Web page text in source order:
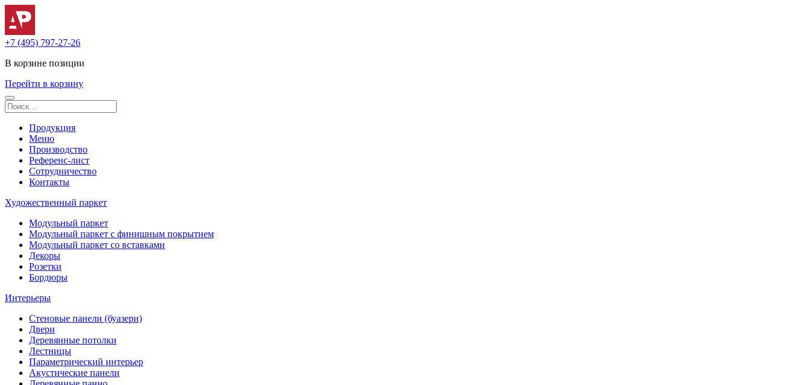
+7 (495) 797-27-26
В корзине позиции
Перейти в корзину
Продукция
Меню
Производство
Референс-лист
Сотрудничество
Контакты
Художественный паркет
Модульный паркет
Модульный паркет с финишным покрытием
Модульный паркет со вставками
Декоры
Розетки
Бордюры
Интерьеры
Стеновые панели (буазери)
Двери
Деревянные потолки
Лестницы
Параметрический интерьер
Акустические панели